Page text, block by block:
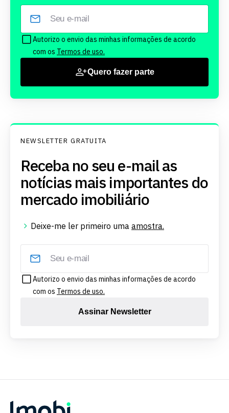
Autorizo o envio das minhas informações de acordo
com os Termos de uso.
Quero fazer parte
NEWSLETTER GRATUITA
Receba no seu e-mail as
notícias mais importantes do
mercado imobiliário
Deixe-me ler primeiro uma amostra.
Autorizo o envio das minhas informações de acordo
com os Termos de uso.
Assinar Newsletter